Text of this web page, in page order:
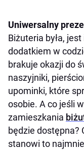
Uniwersalny
Biżuteria była,
dodatkiem w
brakuje okazji do
naszyjniki,
upominki, które
osobie. A co jeśli
zamieszkania
będzie dostępna?
stanowi to